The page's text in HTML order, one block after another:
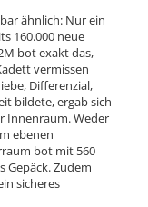
ähnlich: Nur ein
160.000 neue
bot exakt das,
vermissen
Differenzial,
bildete, ergab sich
Innenraum. Weder
ebenen
bot mit 560
Gepäck. Zudem
sicheres